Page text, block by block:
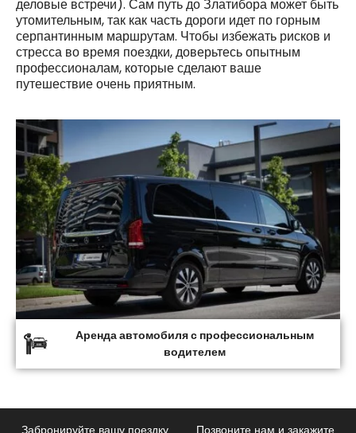
деловые встречи). Сам путь до Златибора может быть
утомительным, так как часть дороги идет по горным
серпантинным маршрутам. Чтобы избежать рисков и
стресса во время поездки, доверьтесь опытным
профессионалам, которые сделают ваше
путешествие очень приятным.
Аренда автомобиля с профессиональным
водителем
Забронируйте вашу поездку Позвоните нам и закажите